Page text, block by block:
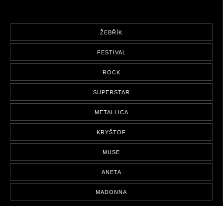
ŽEBŘÍK
FESTIVAL
ROCK
SUPERSTAR
METALLICA
KRYŠTOF
MUSE
ANETA
MADONNA